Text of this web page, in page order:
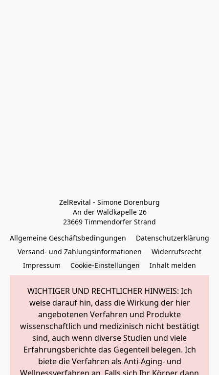
ZelRevital - Simone Dorenburg
An der Waldkapelle 26
23669 Timmendorfer Strand
Allgemeine Geschäftsbedingungen
Datenschutzerklärung
Versand- und Zahlungsinformationen
Widerrufsrecht
Impressum
Cookie-Einstellungen Inhalt melden